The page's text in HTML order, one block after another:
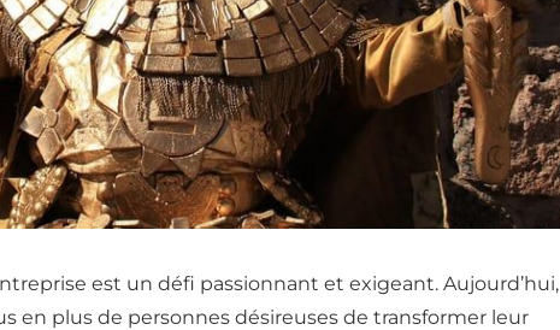
est un défi passionnant et exigeant. Aujourd’hui,
en plus de personnes désireuses de transformer leur